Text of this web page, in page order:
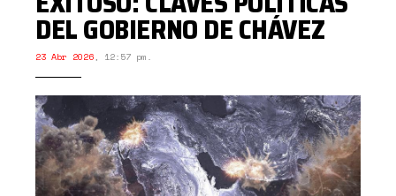
DEL GOBIERNO DE CHÁVEZ
23 Abr 2026, 12:57 pm.